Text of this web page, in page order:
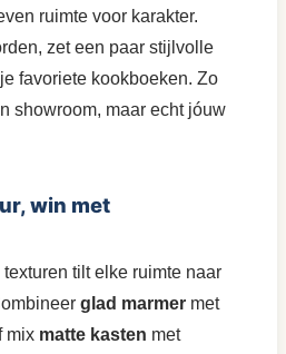
ruimte voor karakter.
zet een paar stijlvolle
favoriete kookboeken. Zo
showroom, maar echt jóuw
win met
tilt elke ruimte naar
glad marmer met
mix matte kasten met